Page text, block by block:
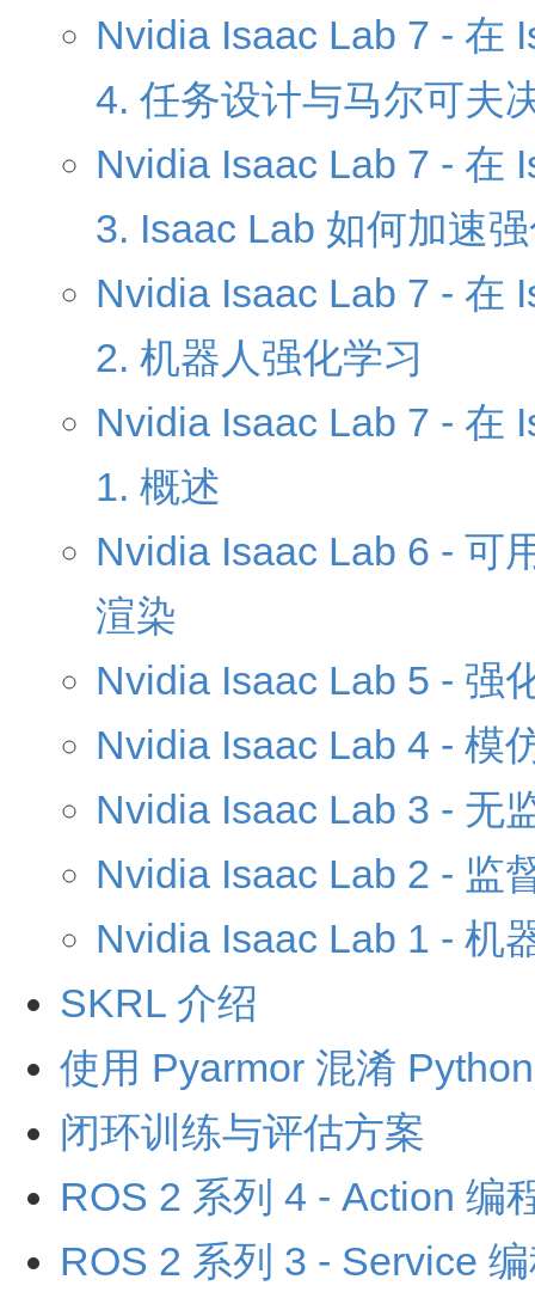
Nvidia Isaac Lab 7 - 在
4. 任务设计与马尔可夫
Nvidia Isaac Lab 7 - 在
3. Isaac Lab 如何加速
Nvidia Isaac Lab 7 - 在
2. 机器人强化学习
Nvidia Isaac Lab 7 - 在
1. 概述
Nvidia Isaac Lab 6 - 可
渲染
Nvidia Isaac Lab 5 - 强
Nvidia Isaac Lab 4 - 模
Nvidia Isaac Lab 3 - 无
Nvidia Isaac Lab 2 - 监
Nvidia Isaac Lab 1 - 机
SKRL 介绍
使用 Pyarmor 混淆
闭环训练与评估方案
ROS 2 系列 4 - Action 编
ROS 2 系列 3 - Service